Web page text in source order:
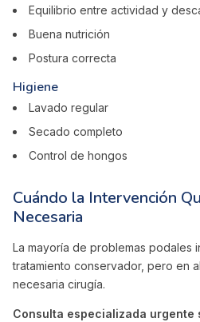
Equilibrio entre actividad y
Buena nutrición
Postura correcta
Higiene
Lavado regular
Secado completo
Control de hongos
Cuándo la Intervención
Necesaria
La mayoría de problemas podales
tratamiento conservador, pero en
necesaria cirugía.
Consulta especializada urgente